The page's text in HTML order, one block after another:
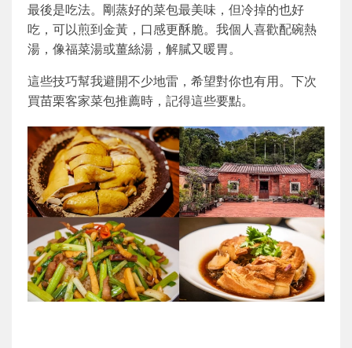
最後是吃法。剛蒸好的菜包最美味，但冷掉的也好
吃，可以煎到金黃，口感更酥脆。我個人喜歡配碗熱
湯，像福菜湯或薑絲湯，解膩又暖胃。
這些技巧幫我避開不少地雷，希望對你也有用。下次
買苗栗客家菜包推薦時，記得這些要點。